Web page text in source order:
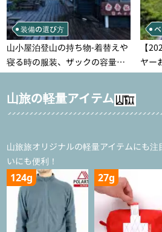
装備の選び方
山小屋泊登山の持ち物‐着替えや
寝る時の服装、ザックの容量な
どを徹底紹介！1泊2日、2泊3日
用のリスト付き
【
ヤー
汗冷
山旅の軽量アイテム
山旅旅オリジナルの軽量アイテムにも
いにも便利！
124g 27g